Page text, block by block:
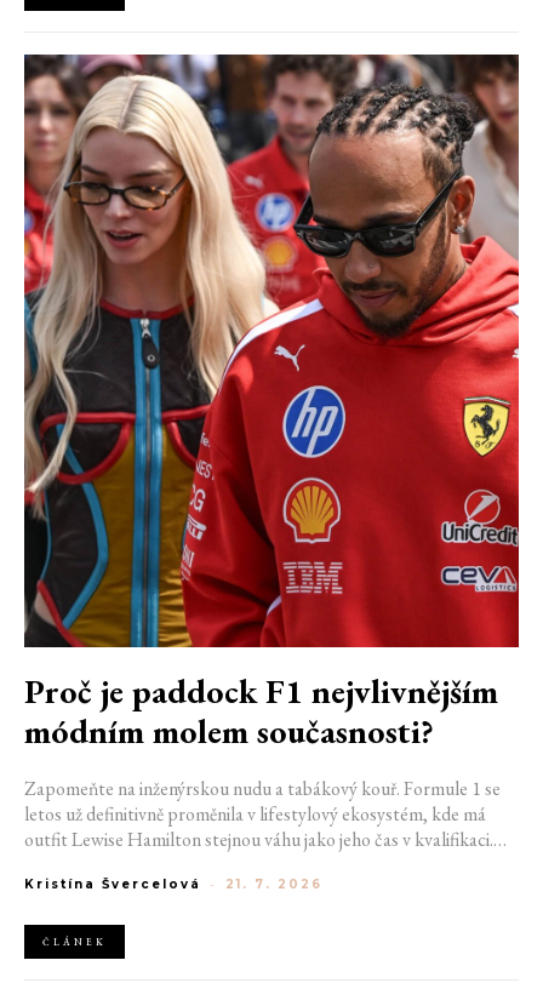
Proč je paddock F1 nejvlivnějším
módním molem současnosti?
Zapomeňte na inženýrskou nudu a tabákový kouř. Formule 1 se
letos už definitivně proměnila v lifestylový ekosystém, kde má
outfit Lewise Hamilton stejnou váhu jako jeho čas v kvalifikaci.
nové generace influencerů a fenoménu manželek a partnerek
ale příslušnost k nejrychlejší fashion komunitě světa. Jak se z
"Racing Core" stala uniforma ulice a proč nás drama v paddocku
Kristína Švercelová - 21. 7. 2026
ČLÁNEK